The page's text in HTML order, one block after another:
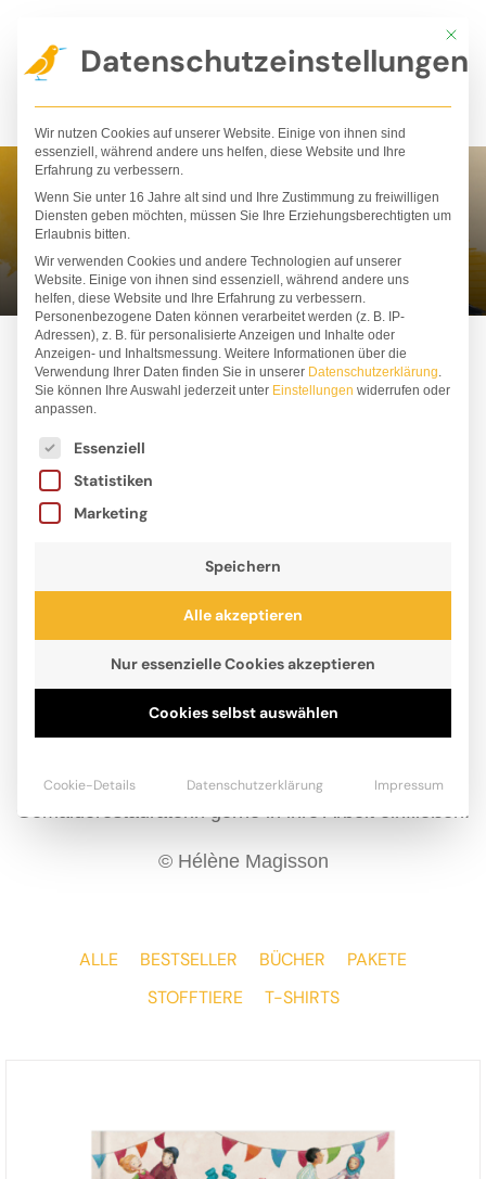
Inhalt
springen
Hélène Magisson
Hélène Magisson hat schon in Frankreich, Afrika,
dieser Wohnorte lässt die gelernte
Gemälderestauratorin gerne in ihre Arbeit einfließen.
© Hélène Magisson
ALLE BESTSELLER BÜCHER
PAKETE
STOFFTIERE
T-SHIRTS
Mit
Datenschutzeinstellungen
Wir nutzen Cookies auf unserer Website. Einige von ihnen sind
essenziell, während andere uns helfen, diese Website und Ihre
Erfahrung zu verbessern.
Wenn Sie unter 16 Jahre alt sind und Ihre Zustimmung zu freiwilligen
Diensten geben möchten, müssen Sie Ihre Erziehungsberechtigten um
Erlaubnis bitten.
Wir verwenden Cookies und andere Technologien auf unserer
Website. Einige von ihnen sind essenziell, während andere uns
helfen, diese Website und Ihre Erfahrung zu verbessern.
Personenbezogene Daten können verarbeitet werden (z. B. IP-
Adressen), z. B. für personalisierte Anzeigen und Inhalte oder
Anzeigen- und Inhaltsmessung. Weitere Informationen über die
Verwendung Ihrer Daten finden Sie in unserer Datenschutzerklärung.
Sie können Ihre Auswahl jederzeit unter Einstellungen widerrufen oder
anpassen.
Es folgt eine Liste der Service-Gruppen, für die
Essenziell
Statistiken
Marketing
Speichern
Alle akzeptieren
Nur essenzielle Cookies akzeptieren
Cookies selbst auswählen
Cookie-Details Datenschutzerklärung Impressum